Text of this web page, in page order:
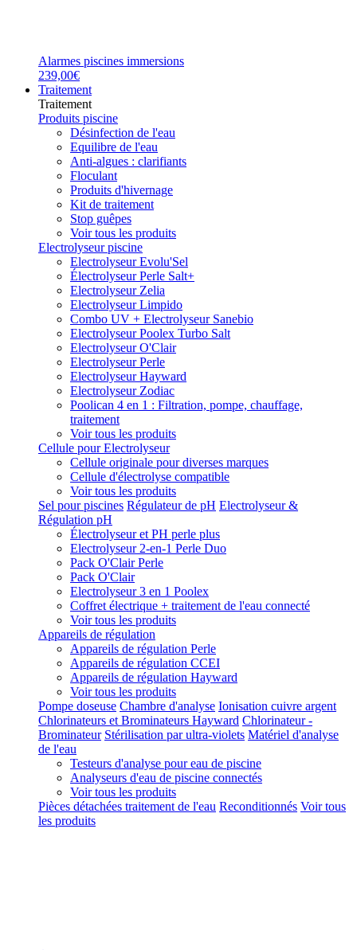
Alarmes piscines immersions
239,00€
Traitement
Traitement
Produits piscine
Désinfection de l'eau
Equilibre de l'eau
Anti-algues : clarifiants
Floculant
Produits d'hivernage
Kit de traitement
Stop guêpes
Voir tous les produits
Electrolyseur piscine
Electrolyseur Evolu'Sel
Électrolyseur Perle Salt+
Electrolyseur Zelia
Electrolyseur Limpido
Combo UV + Electrolyseur Sanebio
Electrolyseur Poolex Turbo Salt
Electrolyseur O'Clair
Electrolyseur Perle
Electrolyseur Hayward
Electrolyseur Zodiac
Poolican 4 en 1 : Filtration, pompe, chauffage,
traitement
Voir tous les produits
Cellule pour Electrolyseur
Cellule originale pour diverses marques
Cellule d'électrolyse compatible
Voir tous les produits
Sel pour piscines Régulateur de pH Electrolyseur &
Régulation pH
Électrolyseur et PH perle plus
Electrolyseur 2-en-1 Perle Duo
Pack O'Clair Perle
Pack O'Clair
Electrolyseur 3 en 1 Poolex
Coffret électrique + traitement de l'eau connecté
Voir tous les produits
Appareils de régulation
Appareils de régulation Perle
Appareils de régulation CCEI
Appareils de régulation Hayward
Voir tous les produits
Pompe doseuse Chambre d'analyse Ionisation cuivre argent
Chlorinateurs et Brominateurs Hayward Chlorinateur -
Brominateur Stérilisation par ultra-violets Matériel d'analyse
de l'eau
Testeurs d'analyse pour eau de piscine
Analyseurs d'eau de piscine connectés
Voir tous les produits
Pièces détachées traitement de l'eau Reconditionnés Voir tous
les produits